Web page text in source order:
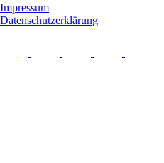
Impressum
Datenschutzerklärung